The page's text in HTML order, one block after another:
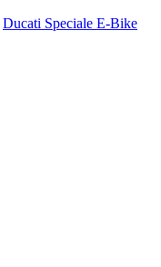
Ducati Speciale E-Bike